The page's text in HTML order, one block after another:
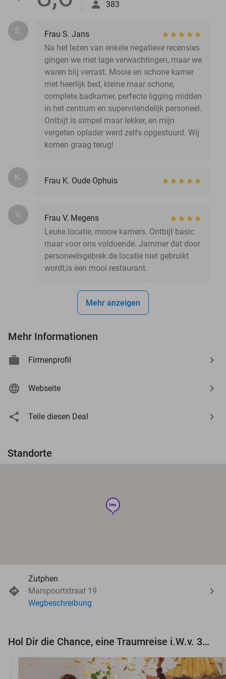
383
S.
Frau S. Jans
Na het lezen van enkele negatieve recensies
gingen we met lage verwachtingen, maar we
waren blij verrast. Mooie en schone kamer
met heerlijk bed, kleine maar schone,
complete badkamer, perfecte ligging midden
in het centrum en supervriendelijk personeel.
Ontbijt is simpel maar lekker, en mijn
vergeten oplader werd zelfs opgestuurd. Wij
komen graag terug!
K. Frau K. Oude Ophuis
V.
Frau V. Megens
Leuke locatie, mooie kamers. Ontbijt basic
maar voor ons voldoende. Jammer dat door
personeelsgebrek de locatie niet gebruikt
wordt,is een mooi restaurant.
Mehr anzeigen
Mehr Informationen
Firmenprofil
Webseite
Teile diesen Deal
Standorte
hotel
Zutphen
Marspoortstraat 19
Wegbeschreibung
Hol Dir die Chance, eine Traumreise i.W.v. 3.000 € zu gewinnen!